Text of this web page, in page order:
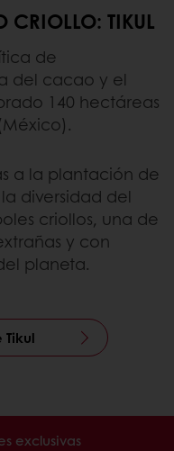
CRIOLLO: TIKUL
de
del cacao y el
140 hectáreas
a la plantación de
diversidad del
criollos, una de
y con
planeta.
exclusivas